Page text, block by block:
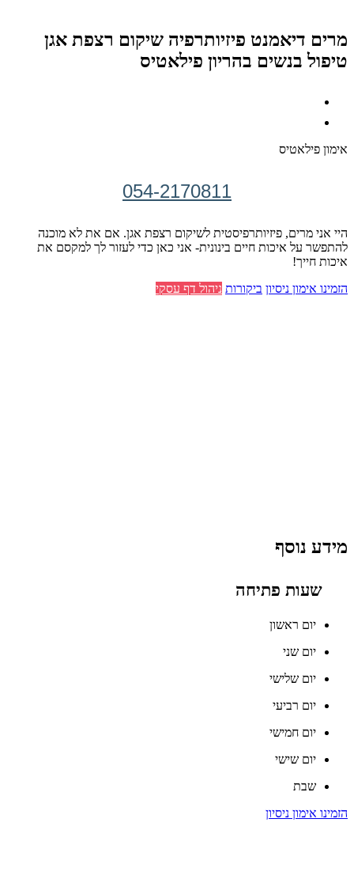
מרים דיאמנט פיזיותרפיה שיקום רצפת אגן
טיפול בנשים בהריון פילאטיס
אימון פילאטיס
054-2170811
היי אני מרים, פיזיותרפיסטית לשיקום רצפת אגן. אם את לא מוכנה
להתפשר על איכות חיים בינונית- אני כאן כדי לעזור לך למקסם את
איכות חייך!
הזמינו אימון ניסיון ביקורות ניהול דף עסקי
מידע נוסף
שעות פתיחה
יום ראשון
יום שני
יום שלישי
יום רביעי
יום חמישי
יום שישי
שבת
הזמינו אימון ניסיון